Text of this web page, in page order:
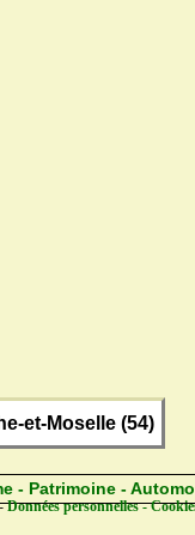
et-Moselle (54)
- Patrimoine -
-Données personnelles -